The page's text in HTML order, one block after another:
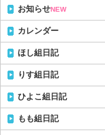
お知らせNEW
カレンダー
ほし組日記
りす組日記
ひよこ組日記
もも組日記